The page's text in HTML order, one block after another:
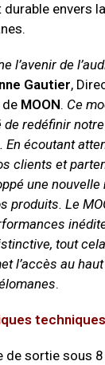
durable envers
l’avenir de
Gautier,
MOON. Ce
de redéfinir
En écoutant
clients et
une nouvelle
produits. Le
tout
l’accès au
.
techniques
de sortie sous